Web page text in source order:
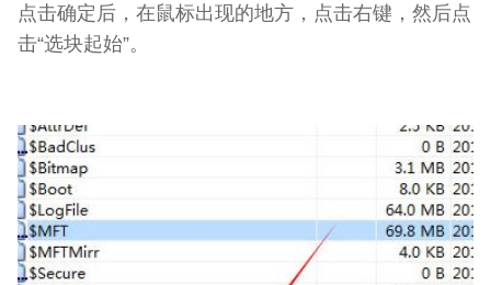
点击确定后，在鼠标出现的地方，点击右键，然后点
击“选块起始”。